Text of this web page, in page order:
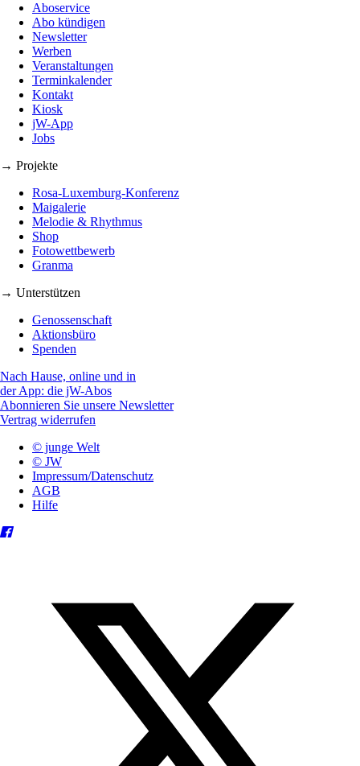
Aboservice
Abo kündigen
Newsletter
Werben
Veranstaltungen
Terminkalender
Kontakt
Kiosk
jW-App
Jobs
→ Projekte
Rosa-Luxemburg-Konferenz
Maigalerie
Melodie & Rhythmus
Shop
Fotowettbewerb
Granma
→ Unterstützen
Genossenschaft
Aktionsbüro
Spenden
Nach Hause, online und in
der App: die jW-Abos
Abonnieren Sie unsere Newsletter
Vertrag widerrufen
© junge Welt
© JW
Impressum/Datenschutz
AGB
Hilfe